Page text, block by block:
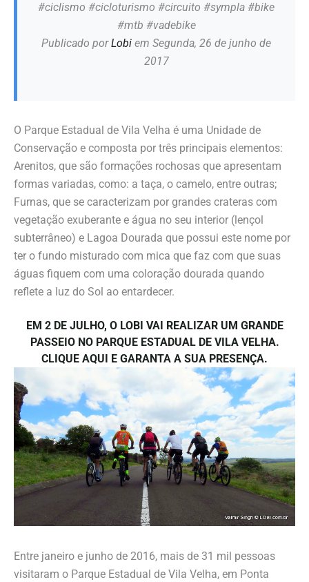
#ciclismo #cicloturismo #circuito #sympla #bike
#mtb #vadebike
Publicado porLobi em Segunda, 26 de junho de
2017
O Parque Estadual de Vila Velha é uma Unidade de
Conservação e composta por três principais elementos:
Arenitos, que são formações rochosas que apresentam
formas variadas, como: a taça, o camelo, entre outras;
Furnas, que se caracterizam por grandes crateras com
vegetação exuberante e água no seu interior (lençol
subterrâneo) e Lagoa Dourada que possui este nome por
ter o fundo misturado com mica que faz com que suas
águas fiquem com uma coloração dourada quando
reflete a luz do Sol ao entardecer.
EM 2 DE JULHO, O LOBI VAI REALIZAR UM GRANDE
PASSEIO NO PARQUE ESTADUAL DE VILA VELHA.
CLIQUE AQUI E GARANTA A SUA PRESENÇA.
Entre janeiro e junho de 2016, mais de 31 mil pessoas
visitaram o Parque Estadual de Vila Velha, em Ponta